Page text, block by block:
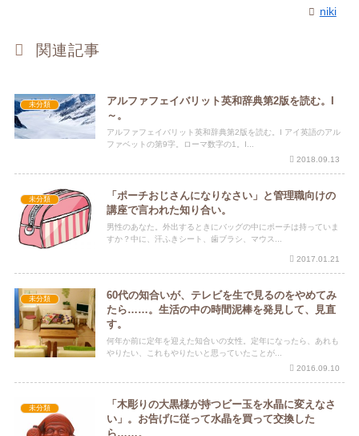
niki
関連記事
未分類
アルファフェイバリット英和辞典第2版を読む。I
～。
アルファフェイバリット英和辞典第2版を読む。I アイ英語のアル
ファベットの第9字。ローマ数字の1。I...
2018.09.13
未分類
「ポーチおじさんになりなさい」と管理職向けの
講座で言われた知り合い。
男性のあなた。外出するときにバッグの中にポーチは持っていま
すか？中に、汗ふきシート、歯ブラシ、マウス...
2017.01.21
未分類
60代の知合いが、テレビを生で見るのをやめてみ
たら……。生活の中の時間泥棒を発見して、見直
す。
何年か前に定年を迎えた知合いの女性。定年になったら、あれも
やりたい、これもやりたいと思っていたことが...
2016.09.10
未分類
「木彫りの大黒様が持つビー玉を水晶に変えなさ
い」。お告げに従って水晶を買って交換した
ら……。